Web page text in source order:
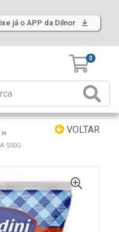
já o APP da Dilnor
0
VOLTAR
500G